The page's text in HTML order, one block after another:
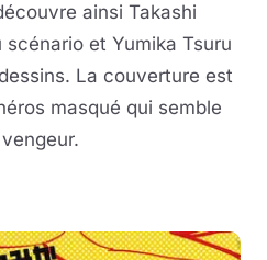
ainsi Takashi
scénario et Yumika Tsuru
La couverture est
masqué qui semble